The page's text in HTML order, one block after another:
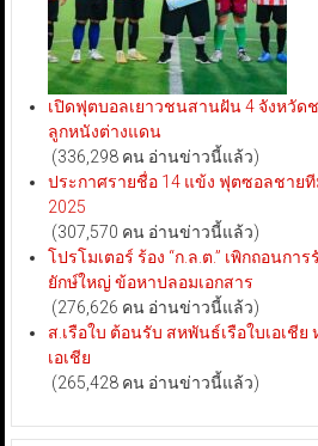
เปิดฟุตบอลเยาวชนสานฝัน 4 จังหวัด
ลูกหนังต่างแดน
(336,298 คน อ่านข่าวนี้แล้ว)
ประกาศรายชื่อ 14 แข้ง ฟุตซอลชาย
2025
(307,570 คน อ่านข่าวนี้แล้ว)
โปรโมเตอร์ ร้อง “ก.ล.ต.” เพิกถอนก
ยักษ์ใหญ่ ข้อหาปลอมเอกสาร
(276,626 คน อ่านข่าวนี้แล้ว)
ส.เรือใบ ต้อนรับ สหพันธ์เรือใบเอเชี
เอเชีย
(265,428 คน อ่านข่าวนี้แล้ว)